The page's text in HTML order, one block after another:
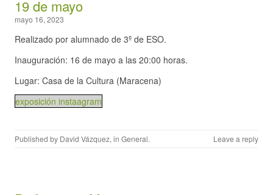
19 de mayo
mayo 16, 2023
Realizado por alumnado de 3º de ESO.
Inauguración: 16 de mayo a las 20:00 horas.
Lugar: Casa de la Cultura (Maracena)
exposición instaagram
Published by David Vázquez, in General. Leave a reply